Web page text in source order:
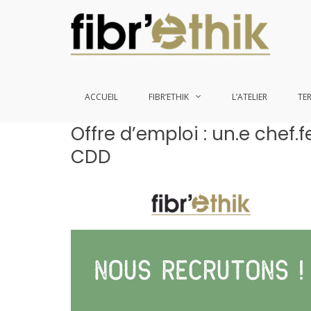
ACCUEIL FIBR’ETHIK L’ATELIER
Offre d’emploi : un.e
CDD